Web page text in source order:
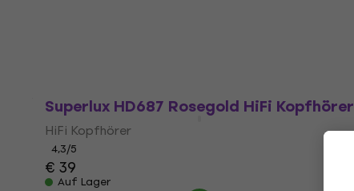
Superlux HD687 Rosegold HiFi Kopfhörer
HiFi Kopfhörer
4,3/5
€ 39
Auf Lager